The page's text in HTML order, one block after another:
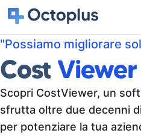
"Possiamo migliorare
Cost Viewer
Scopri CostViewer, un
sfrutta oltre due decenni
per potenziare la tua